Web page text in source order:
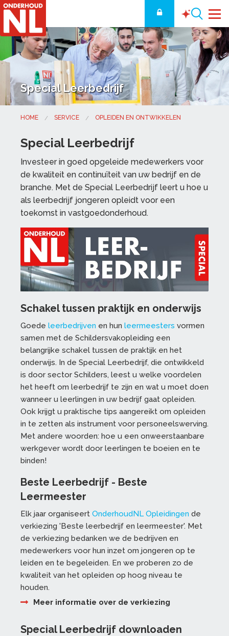
Special Leerbedrijf
HOME SERVICE OPLEIDEN EN ONTWIKKELEN
Special Leerbedrijf
Investeer in goed opgeleide medewerkers voor
de kwaliteit en continuïteit van uw bedrijf en de
branche. Met de Special Leerbedrijf leert u hoe u
als leerbedrijf jongeren opleidt voor een
toekomst in vastgoedonderhoud.
Schakel tussen praktijk en onderwijs
Goede leerbedrijven en hun leermeesters vormen
samen met de Schildersvakopleiding een
belangrijke schakel tussen de praktijk en het
onderwijs. In de Special Leerbedrijf, die ontwikkeld
is door sector Schilders, leest u welke voordelen
het heeft om leerbedrijf te zijn en wat u moet doen
wanneer u leerlingen in uw bedrijf gaat opleiden.
Ook krijgt u praktische tips aangereikt om opleiden
in te zetten als instrument voor personeelswerving.
Met andere woorden: hoe u een onweerstaanbare
werkgever wordt door leerlingen te boeien en te
binden!
Beste Leerbedrijf - Beste
Leermeester
Elk jaar organiseert OnderhoudNL Opleidingen de
verkiezing 'Beste leerbedrijf en leermeester'. Met
de verkiezing bedanken we de bedrijven en
medewerkers voor hun inzet om jongeren op te
leiden en te begeleiden. En we proberen zo de
kwaliteit van het opleiden op hoog niveau te
houden.
Meer informatie over de verkiezing
Special Leerbedrijf downloaden